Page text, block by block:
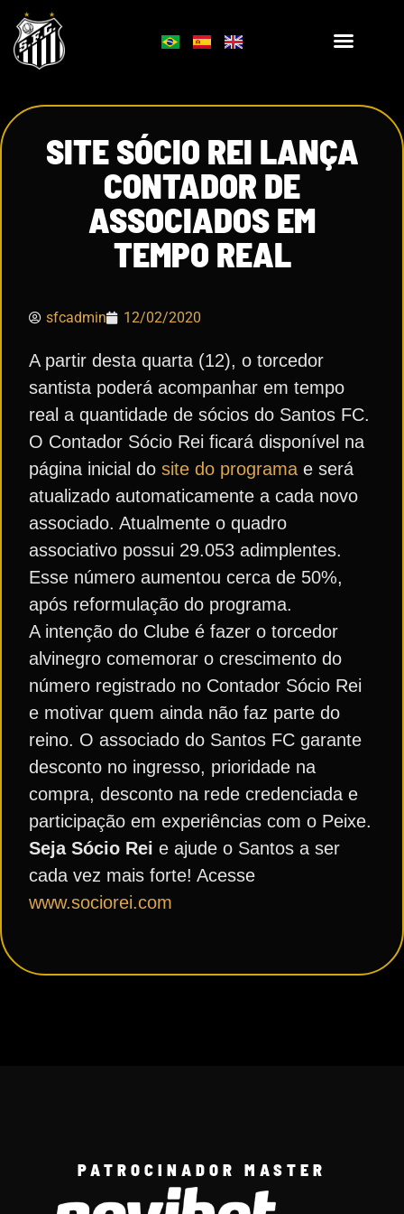
SITE SÓCIO REI LANÇA
CONTADOR DE
ASSOCIADOS EM
TEMPO REAL
sfcadmin 12/02/2020
A partir desta quarta (12), o torcedor
santista poderá acompanhar em tempo
real a quantidade de sócios do Santos FC.
O Contador Sócio Rei ficará disponível na
página inicial do site do programa e será
atualizado automaticamente a cada novo
associado. Atualmente o quadro
associativo possui 29.053 adimplentes.
Esse número aumentou cerca de 50%,
após reformulação do programa.
A intenção do Clube é fazer o torcedor
alvinegro comemorar o crescimento do
número registrado no Contador Sócio Rei
e motivar quem ainda não faz parte do
reino. O associado do Santos FC garante
desconto no ingresso, prioridade na
compra, desconto na rede credenciada e
participação em experiências com o Peixe.
Seja Sócio Rei e ajude o Santos a ser
cada vez mais forte! Acesse
www.sociorei.com
PATROCINADOR MASTER